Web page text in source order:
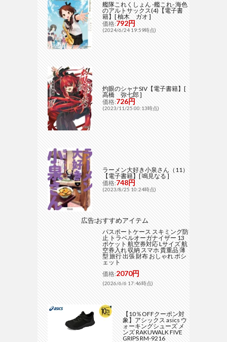
艦隊これくしょん -艦これ- 海色
のアルトサックス(4)【電子書
籍】[ 柚木 ガオ ]
価格:792円
(2024/6/24 19:59時点)
灼眼のシャナSIV【電子書籍】[
高橋 弥七郎 ]
価格:726円
(2023/11/25 00:13時点)
ラーメン大好き小泉さん（11）
【電子書籍】[ 鳴見なる ]
価格:748円
(2023/8/25 10:24時点)
広告:おすすめアイテム
パスポートケース スキミング防
止 トラベルオーガナイザー 13
ポケット 航空券対応 Lサイズ 航
空券入れ 収納 スマホ 貴重品 薄
型 旅行 出張 財布 おしゃれ ポシ
ェット
価格:2070円
(2026/6/6 17:46時点)
【10％OFFクーポン対
象】アシックス asics ウ
ォーキングシューズ メ
ンズ RAKUWALK FIVE
GRIPS RM-9216